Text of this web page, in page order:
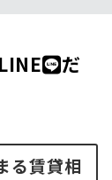
だ
る賃貸相